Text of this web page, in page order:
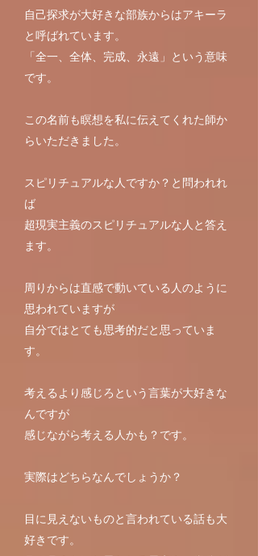
自己探求が大好きな部族からはアキーラ
と呼ばれています​。
「全一、全体、完成、永遠」という意味
です。
この名前も瞑想を私に伝えてくれた師か
らいただきました。
スピリチュアルな人ですか？と問われれ
ば
超現実主義のスピリチュアルな人と答え
ます。
周りからは直感で動いている人のように
思われていますが
自分ではとても思考的だと思っていま
す。
考えるより感じろという言葉が大好きな
んですが
感じながら考える人かも？です。
実際はどちらなんでしょうか？
目に見えないものと言われている話も大
好きです。